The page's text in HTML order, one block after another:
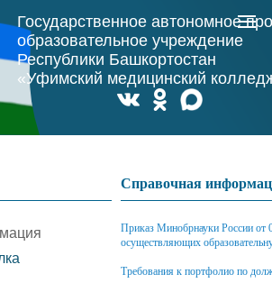
Государственное автономное
образовательное учреждение
Республики Башкортостан
«Уфимский медицинский
Справочная
Приказ Минобрнауки России от
осуществляющих
Требования к портфолио по